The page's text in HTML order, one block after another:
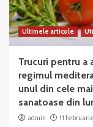
Ultimele articole
Trucuri pentru a
regimul
unul din cele mai
sanatoase din
admin 11